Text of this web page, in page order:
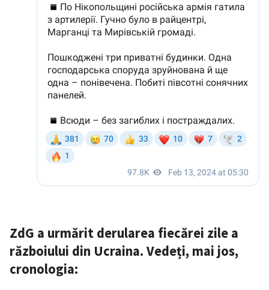
ZdG a urmărit derularea fiecărei zile a
războiului din Ucraina. Vedeți, mai jos,
cronologia: